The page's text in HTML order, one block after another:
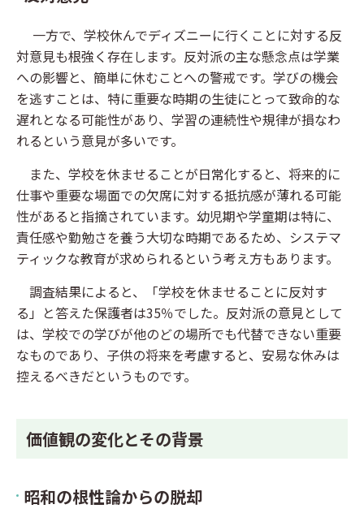
一方で、学校休んでディズニーに行くことに対する反
対意見も根強く存在します。反対派の主な懸念点は学業
への影響と、簡単に休むことへの警戒です。学びの機会
を逃すことは、特に重要な時期の生徒にとって致命的な
遅れとなる可能性があり、学習の連続性や規律が損なわ
れるという意見が多いです。
また、学校を休ませることが日常化すると、将来的に
仕事や重要な場面での欠席に対する抵抗感が薄れる可能
性があると指摘されています。幼児期や学童期は特に、
責任感や勤勉さを養う大切な時期であるため、システマ
ティックな教育が求められるという考え方もあります。
調査結果によると、「学校を休ませることに反対す
る」と答えた保護者は35％でした。反対派の意見として
は、学校での学びが他のどの場所でも代替できない重要
なものであり、子供の将来を考慮すると、安易な休みは
控えるべきだというものです。
価値観の変化とその背景
昭和の根性論からの脱却